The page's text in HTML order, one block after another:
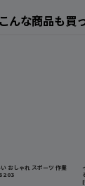
んな商品も買
おしゃれ スポーツ 作業
3203
[